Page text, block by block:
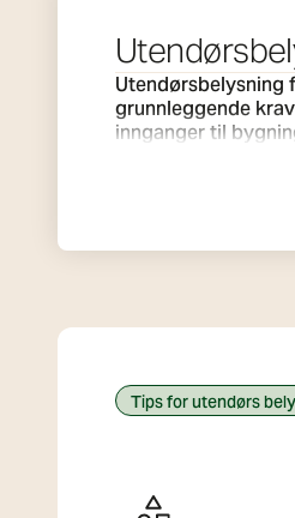
Utendørsbelysning
grunnleggende
innganger til
grunnleggende
aksentbelysning
hovedanliggende.
Tips for utendørs